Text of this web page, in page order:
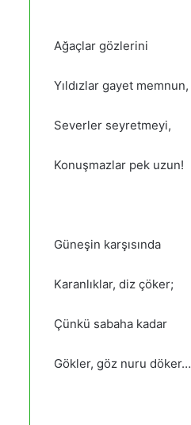
Ağaçlar gözlerini
Yıldızlar gayet memnun,
Severler seyretmeyi,
Konuşmazlar pek uzun!
Güneşin karşısında
Karanlıklar, diz çöker;
Çünkü sabaha kadar
Gökler, göz nuru döker…